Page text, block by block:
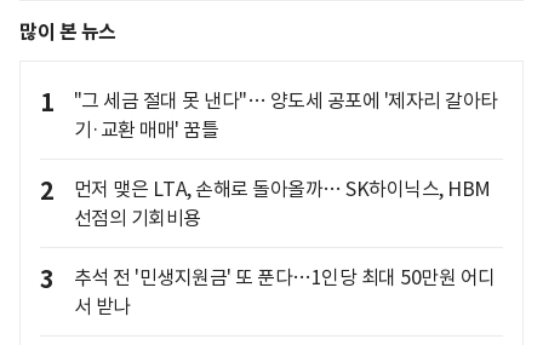
많이 본 뉴스
1
"그 세금 절대 못 낸다"… 양도세 공포에 '제자리 갈아타
기·교환 매매' 꿈틀
2
먼저 맺은 LTA, 손해로 돌아올까… SK하이닉스, HBM
선점의 기회비용
3
추석 전 '민생지원금' 또 푼다…1인당 최대 50만원 어디
서 받나